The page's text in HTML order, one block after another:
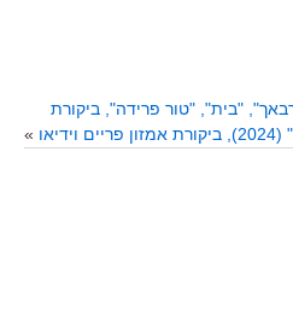
"בית", "טור פרידה", ביקורת
»